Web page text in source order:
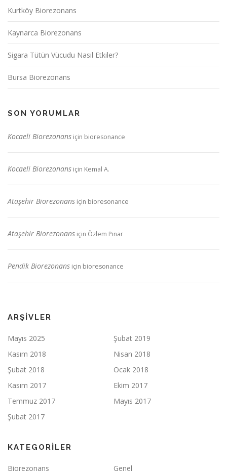
Kurtköy Biorezonans
Kaynarca Biorezonans
Sigara Tütün Vücudu Nasıl Etkiler?
Bursa Biorezonans
SON YORUMLAR
Kocaeli Biorezonans için bioresonance
Kocaeli Biorezonans için Kemal A.
Ataşehir Biorezonans için bioresonance
Ataşehir Biorezonans için Özlem Pınar
Pendik Biorezonans için bioresonance
ARŞIVLER
Mayıs 2025
Şubat 2019
Kasım 2018
Nisan 2018
Şubat 2018
Ocak 2018
Kasım 2017
Ekim 2017
Temmuz 2017
Mayıs 2017
Şubat 2017
KATEGORILER
Biorezonans Genel